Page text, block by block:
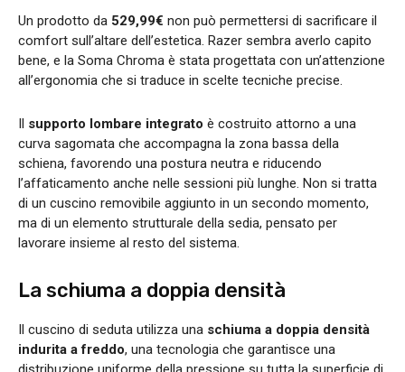
Un prodotto da 529,99€ non può permettersi di sacrificare il
comfort sull’altare dell’estetica. Razer sembra averlo capito
bene, e la Soma Chroma è stata progettata con un’attenzione
all’ergonomia che si traduce in scelte tecniche precise.
Il supporto lombare integrato è costruito attorno a una
curva sagomata che accompagna la zona bassa della
schiena, favorendo una postura neutra e riducendo
l’affaticamento anche nelle sessioni più lunghe. Non si tratta
di un cuscino removibile aggiunto in un secondo momento,
ma di un elemento strutturale della sedia, pensato per
lavorare insieme al resto del sistema.
La schiuma a doppia densità
Il cuscino di seduta utilizza una schiuma a doppia densità
indurita a freddo, una tecnologia che garantisce una